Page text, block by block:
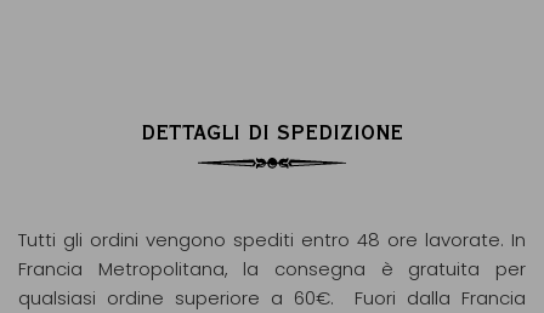
DETTAGLI DI SPEDIZIONE
Tutti gli ordini vengono spediti entro 48 ore lavorate. In
Francia Metropolitana, la consegna è gratuita per
qualsiasi ordine superiore a 60€. Fuori dalla Francia